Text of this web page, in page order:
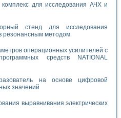
для исследования АЧХ и
стенд для исследования
резонансным методом
операционных усилителей с
средств NATIONAL
на основе цифровой
значений
выравнивания электрических